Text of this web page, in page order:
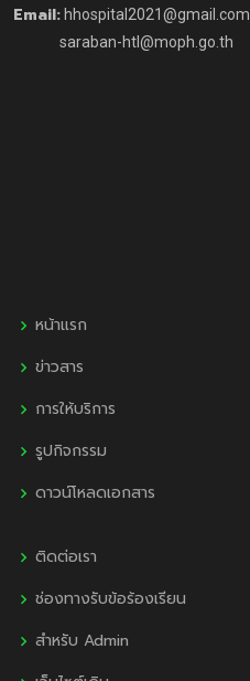
Email: hhospital2021@gmail.com
saraban-htl@moph.go.th
หน้าแรก
ข่าวสาร
การให้บริการ
รูปกิจกรรม
ดาวน์โหลดเอกสาร
ติดต่อเรา
ช่องทางรับข้อร้องเรียน
สำหรับ Admin